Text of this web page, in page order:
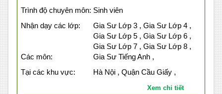
Trình độ chuyên môn: Sinh viên
Nhận dạy các lớp:
Gia Sư Lớp 3 , Gia Sư Lớp 4 ,
Gia Sư Lớp 5 , Gia Sư Lớp 6 ,
Gia Sư Lớp 7 , Gia Sư Lớp 8 ,
Các môn:
Gia Sư Tiếng Anh ,
Tại các khu vực:
Hà Nội , Quận Cầu Giấy ,
Xem chi tiết